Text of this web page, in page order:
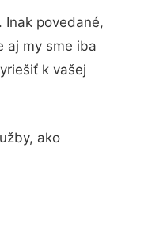
povedané,
aj my sme iba
k vašej
ako